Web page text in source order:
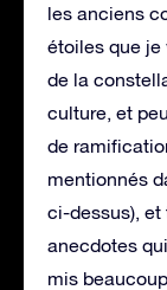
les anciens
étoiles que je
de la
culture, et
de
mentionnés
ci-dessus), et
anecdotes
mis